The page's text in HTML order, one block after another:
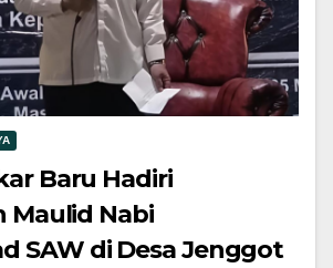
Baru Hadiri
Maulid Nabi
SAW di Desa Jenggot